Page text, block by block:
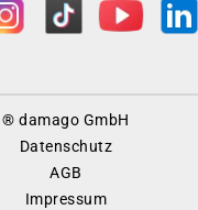
® damago GmbH
Datenschutz
AGB
Impressum